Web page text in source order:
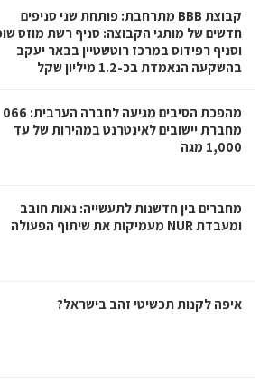
קבוצת BBB מתרחבת: פותחת שני סניפים
חדשים של מותגי הקבוצה: סניף רשת מוזס
וסניף רפידוס במרכז רוטשטיין בבאר יעקב
בהשקעה הנאמדת בכ-1.2 מיליון שקל
מהפכת הסיבים מגיעה לחברה הערבית: 066
מחברת יישובים לאינטרנט במהירות של עד
1,000 מגה
מחברים בין חדשנות לתעשייה: נאות חובב
ומעבדת NUR מעמיקות את שיתוף הפעולה
איפה לקנות תכשיטי זהב בישראל?